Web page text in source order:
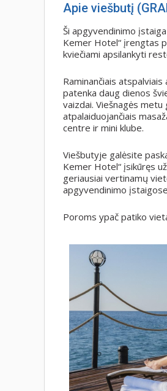
Apie viešbutį
Ši apgyvendinimo
Kemer Hotel“ įrengtas
kviečiami apsilankyti
Raminančiais
patenka daug dienos
vaizdai. Viešnagės
atpalaiduojančiais
centre ir mini klube.
Viešbutyje galėsite
Kemer Hotel“ įsikūręs
geriausiai vertinamų
apgyvendinimo
Poroms ypač patiko